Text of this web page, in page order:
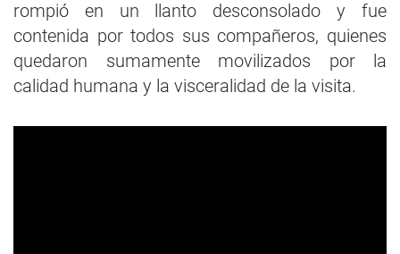
rompió en un llanto desconsolado y fue
contenida por todos sus compañeros, quienes
quedaron sumamente movilizados por la
calidad humana y la visceralidad de la visita.